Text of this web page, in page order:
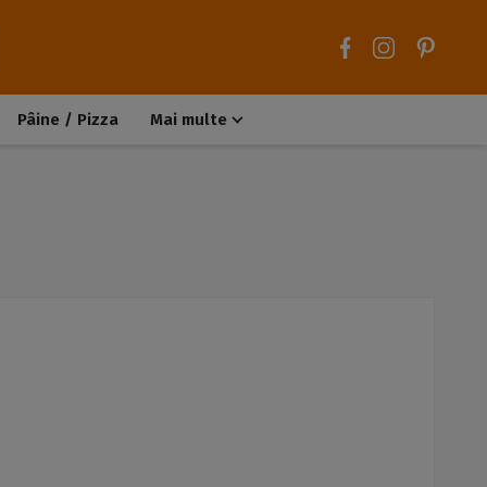
Pâine / Pizza Mai multe